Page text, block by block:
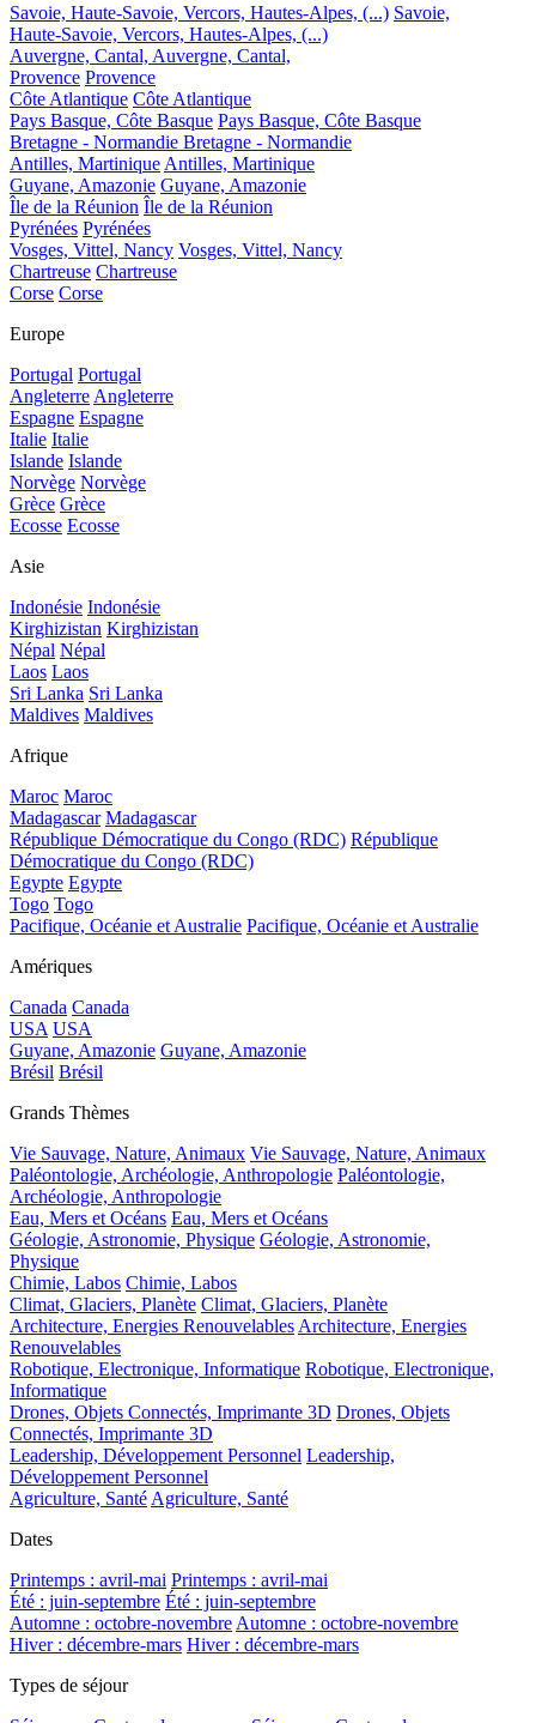
Savoie, Haute-Savoie, Vercors, Hautes-Alpes, (...) Savoie,
Haute-Savoie, Vercors, Hautes-Alpes, (...)
Auvergne, Cantal, Auvergne, Cantal,
Provence Provence
Côte Atlantique Côte Atlantique
Pays Basque, Côte Basque Pays Basque, Côte Basque
Bretagne - Normandie Bretagne - Normandie
Antilles, Martinique Antilles, Martinique
Guyane, Amazonie Guyane, Amazonie
Île de la Réunion Île de la Réunion
Pyrénées Pyrénées
Vosges, Vittel, Nancy Vosges, Vittel, Nancy
Chartreuse Chartreuse
Corse Corse
Europe
Portugal Portugal
Angleterre Angleterre
Espagne Espagne
Italie Italie
Islande Islande
Norvège Norvège
Grèce Grèce
Ecosse Ecosse
Asie
Indonésie Indonésie
Kirghizistan Kirghizistan
Népal Népal
Laos Laos
Sri Lanka Sri Lanka
Maldives Maldives
Afrique
Maroc Maroc
Madagascar Madagascar
République Démocratique du Congo (RDC) République
Démocratique du Congo (RDC)
Egypte Egypte
Togo Togo
Pacifique, Océanie et Australie Pacifique, Océanie et Australie
Amériques
Canada Canada
USA USA
Guyane, Amazonie Guyane, Amazonie
Brésil Brésil
Grands Thèmes
Vie Sauvage, Nature, Animaux Vie Sauvage, Nature, Animaux
Paléontologie, Archéologie, Anthropologie Paléontologie,
Archéologie, Anthropologie
Eau, Mers et Océans Eau, Mers et Océans
Géologie, Astronomie, Physique Géologie, Astronomie,
Physique
Chimie, Labos Chimie, Labos
Climat, Glaciers, Planète Climat, Glaciers, Planète
Architecture, Energies Renouvelables Architecture, Energies
Renouvelables
Robotique, Electronique, Informatique Robotique, Electronique,
Informatique
Drones, Objets Connectés, Imprimante 3D Drones, Objets
Connectés, Imprimante 3D
Leadership, Développement Personnel Leadership,
Développement Personnel
Agriculture, Santé Agriculture, Santé
Dates
Printemps : avril-mai Printemps : avril-mai
Été : juin-septembre Été : juin-septembre
Automne : octobre-novembre Automne : octobre-novembre
Hiver : décembre-mars Hiver : décembre-mars
Types de séjour